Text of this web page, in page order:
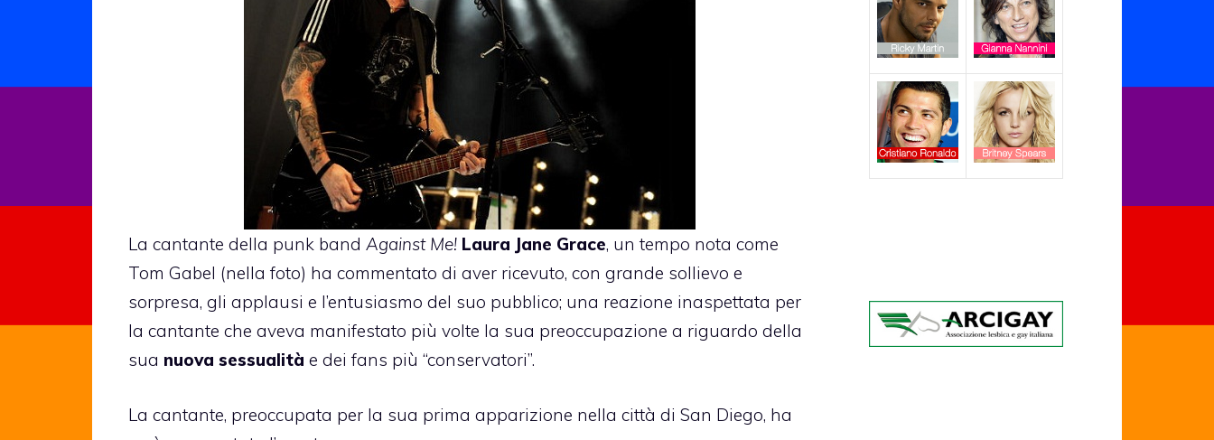
La cantante della punk band Against Me! Laura Jane Grace, un tempo nota come
Tom Gabel (nella foto) ha commentato di aver ricevuto, con grande sollievo e
sorpresa, gli applausi e l’entusiasmo del suo pubblico; una reazione inaspettata per
la cantante che aveva manifestato più volte la sua preoccupazione a riguardo della
sua nuova sessualità e dei fans più “conservatori”.
La cantante, preoccupata per la sua prima apparizione nella città di San Diego, ha